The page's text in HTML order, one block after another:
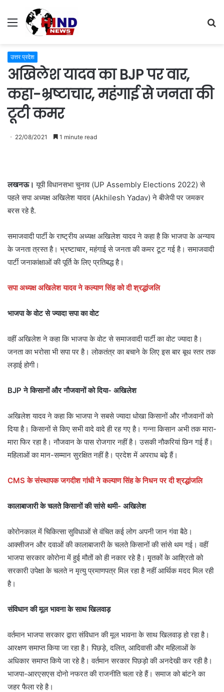
Menu
उत्तर प्रदेश
अखिलेश यादव का BJP पर वार,
कहा-भ्रष्टाचार, महंगाई से जनता की
टूटी कमर
22/08/2021 1 minute read
लखनऊ।यूपी विधानसभा चुनाव (UP Assembly Elections 2022) से
पहले सपा अध्यक्ष अखिलेश यादव (Akhilesh Yadav) ने बीजेपी पर जमकर
बरस रहे है.
समाजवादी पार्टी के राष्ट्रीय अध्यक्ष अखिलेश यादव ने कहा है कि भाजपा के अन्याय
के जनता त्रस्त है। भ्रष्टाचार, महंगाई से जनता की कमर टूट गई है। समाजवादी
पार्टी जनाकांक्षाओं की पूर्ति के लिए प्रतिबद्ध है।
सपा अध्यक्ष अखिलेश यादव ने कल्याण सिंह को दी श्रद्धांजलि
भाजपा के वोट से ज्यादा सपा का वोट
वहीं अखिलेश ने कहा कि भाजपा के वोट से समाजवादी पार्टी का वोट ज्यादा है।
जनता का भरोसा भी सपा पर है। लोकतंत्र का बचाने के लिए इस बार बूथ स्तर तक
लड़ाई होगी।
BJP ने किसानों और नौजवानों को दिया- अखिलेश
अखिलेश यादव ने कहा कि भाजपा ने सबसे ज्यादा धोखा किसानों और नौजवानों को
दिया है। किसानों से किए सभी वादे वादे ही रह गए है। गन्ना किसान अभी तक मारा-
मारा फिर रहा है। नौजवान के पास रोजगार नहीं है। उसकी नौकरियां छिन गई हैं।
महिलाओं का मान-सम्मान सुरक्षित नहीं है। प्रदेश में अपराध बढ़े हैं।
CMS के संस्थापक जगदीश गांधी ने कल्याण सिंह के निधन पर दी श्रद्धांजलि
कालाबाजारी के चलते किसानों की सांसे थमी- अखिलेश
कोरोनकाल में चिकित्सा सुविधाओं से वंचित कई लोग अपनी जान गंवा बैठे।
आक्सीजन और दवाओं की कालाबाजारी के चलते किसानों की सांसे थम गई। वहीं
भाजपा सरकार कोरोना में हुई मौतों को ही नकार रहे है। मृृतकों के आश्रितो को
सरकारी उपेक्षा के चलते न मृत्यु प्रमाणपत्र मिल रहा है नहीं आर्थिक मदद मिल रही
है।
संविधान की मूल भावना के साथ खिलवाड़
वर्तमान भाजपा सरकार द्वारा संविधान की मूल भावना के साथ खिलवाड़ हो रहा है।
आरक्षण समाप्त किया जा रहा है। पिछड़े, दलित, आदिवासी और महिलाओं के
अधिकार समाप्त किये जा रहे है। वर्तमान सरकार पिछड़ो की अनदेखी कर रही है।
भाजपा-आरएसएस दोनो नफरत की राजनीति चला रहे हैं। समाज को बांटने का
जहर फैला रहे है।